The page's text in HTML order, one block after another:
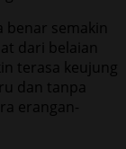
benar semakin
dari belaian
terasa keujung
dan tanpa
erangan-